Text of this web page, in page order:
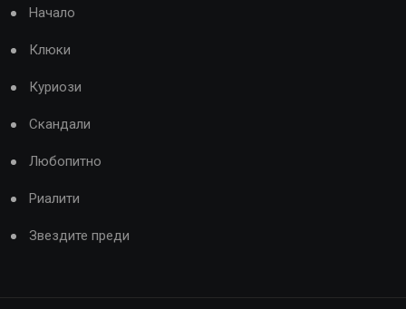
Начало
Клюки
Куриози
Скандали
Любопитно
Риалити
Звездите преди